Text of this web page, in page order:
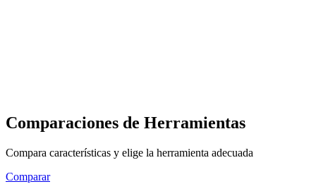
Comparaciones de Herramientas
Compara características y elige la herramienta adecuada
Comparar